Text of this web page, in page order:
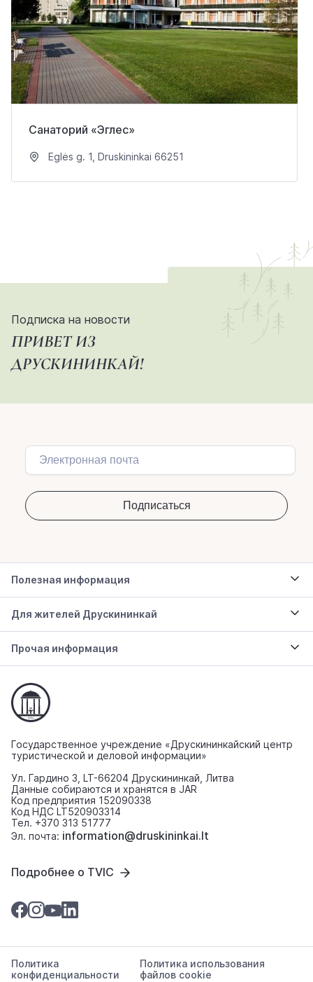
Санаторий «Эглес»
Eglės g. 1, Druskininkai 66251
Подписка на новости
ПРИВЕТ ИЗ
ДРУСКИНИНКАЙ!
Полезная информация
Для жителей Друскининкай
Прочая информация
Государственное учреждение «Друскининкайский центр
туристической и деловой информации»
Ул. Гардино 3, LT-66204 Друскининкай, Литва
Данные собираются и хранятся в JAR
Код предприятия 152090338
Код НДС LT520903314
Тел. +370 313 51777
Эл. почта: information@druskininkai.lt
Подробнее о TVIC
Политика
конфиденциальности
Политика использования
файлов cookie